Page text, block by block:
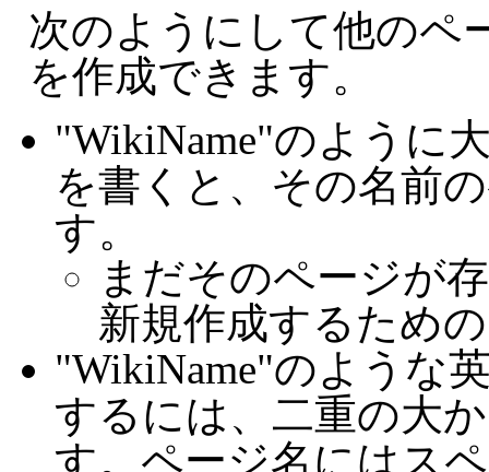
次のようにして他のペ
を作成できます。
"WikiName"のように
を書くと、その名前
す。
まだそのページが
新規作成するため
"WikiName"のような
するには、二重の大
す。ページ名にはス